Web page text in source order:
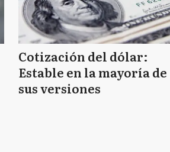
Cotización del dólar:
Estable en la mayoría de
sus versiones